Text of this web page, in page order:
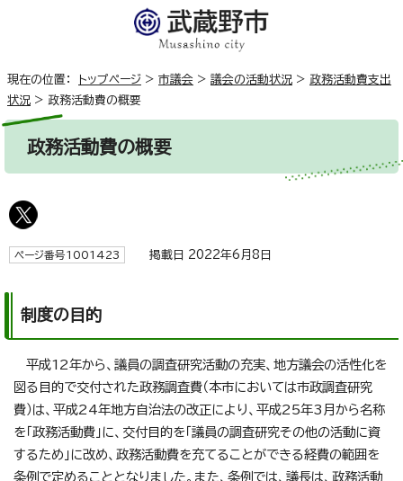
現在の位置： トップページ > 市議会 > 議会の活動状況 > 政務活動費支出
状況 > 政務活動費の概要
政務活動費の概要
ページ番号1001423 掲載日 2022年6月8日
制度の目的
平成12年から、議員の調査研究活動の充実、地方議会の活性化を
図る目的で交付された政務調査費（本市においては市政調査研究
費）は、平成24年地方自治法の改正により、平成25年3月から名称
を「政務活動費」に、交付目的を「議員の調査研究その他の活動に資
するため」に改め、政務活動費を充てることができる経費の範囲を
条例で定めることとなりました。また、条例では、議長は、政務活動